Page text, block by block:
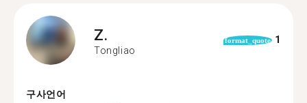
Z.
Tongliao
format_quote 1
구사언어